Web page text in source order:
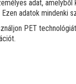
adat, amelyből
adatok mindenki
PET